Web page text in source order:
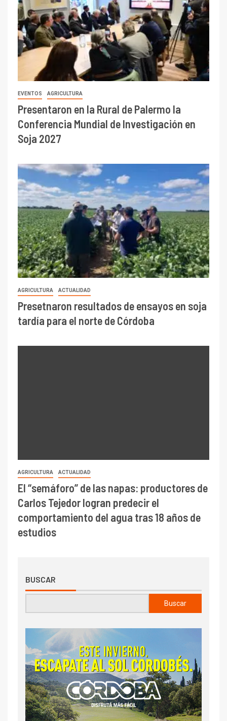
EVENTOS AGRICULTURA
Presentaron en la Rural de Palermo la
Conferencia Mundial de Investigación en
Soja 2027
AGRICULTURA ACTUALIDAD
Presetnaron resultados de ensayos en soja
tardía para el norte de Córdoba
AGRICULTURA ACTUALIDAD
El “semáforo” de las napas: productores de
Carlos Tejedor logran predecir el
comportamiento del agua tras 18 años de
estudios
BUSCAR
Buscar